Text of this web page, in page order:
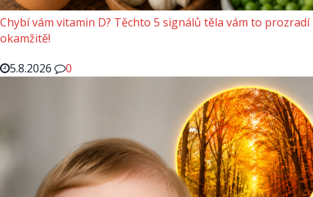
Chybí vám vitamin D? Těchto 5 signálů těla vám to prozradí
okamžitě!
5.8.2026
0